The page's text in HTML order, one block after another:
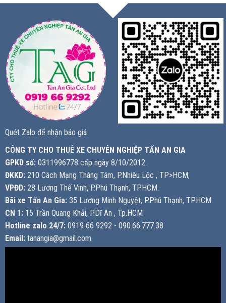
Quét Zalo để nhận báo giá
CÔNG TY CHO THUÊ XE CHUYÊN NGHIỆP TẤN AN GIA
GPKD số: 0311996778 cấp ngày 8/10/2012.
ĐKKD: 210 Cách Mạng Tháng Tám, P.Nhiêu Lộc , TP>HCM,
VPĐD: 28 Lương Thế Vinh, P.Phú Thạnh, TP.HCM.
Bãi xe Tấn An Gia: 35 Lương Minh Nguyệt, P.Phú Thạnh, TP.HCM.
CN 1: 15 Trần Quang Khải, P.Dĩ An , Tp.HCM
Hotline zalo 24/7: 0919 66 9292 - 090.66.777.38
Email: tanangia@gmail.com